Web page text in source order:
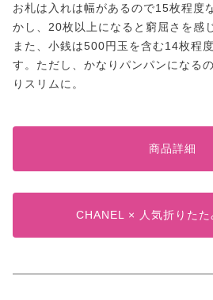
お札は入れは幅があるので15枚程度
かし、20枚以上になると窮屈さを感
また、小銭は500円玉を含む14枚程
す。ただし、かなりパンパンになる
りスリムに。
商品詳細
CHANEL × 人気折りたた